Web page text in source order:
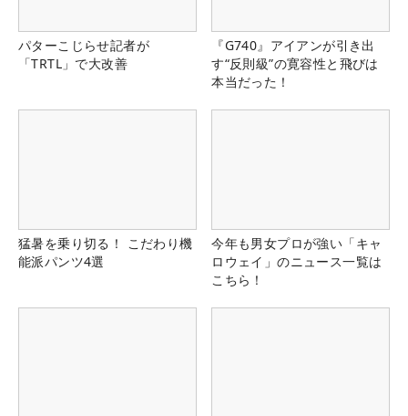
パターこじらせ記者が
「TRTL」で大改善
『G740』アイアンが引き出
す“反則級”の寛容性と飛びは
本当だった！
猛暑を乗り切る！ こだわり機
能派パンツ4選
今年も男女プロが強い「キャ
ロウェイ」のニュース一覧は
こちら！